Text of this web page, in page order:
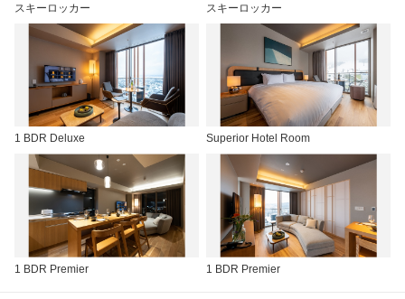
スキーロッカー スキーロッカー
1 BDR Deluxe Superior Hotel Room
1 BDR Premier 1 BDR Premier